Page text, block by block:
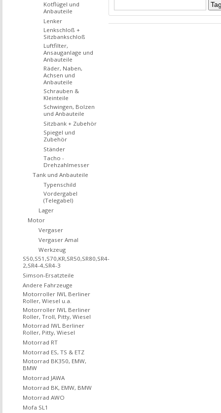
Kotflügel und
Anbauteile
Lenker
Lenkschloß +
Sitzbankschloß
Luftfilter,
Ansauganlage und
Anbauteile
Räder, Naben,
Achsen und
Anbauteile
Schrauben &
Kleinteile
Schwingen, Bolzen
und Anbauteile
Sitzbank + Zubehör
Spiegel und
Zubehör
Ständer
Tacho -
Drehzahlmesser
Tank und Anbauteile
Typenschild
Vordergabel
(Telegabel)
Lager
Motor
Vergaser
Vergaser Amal
Werkzeug
S50,S51,S70,KR,SR50,SR80,SR4-
2,SR4-4,SR4-3
Simson-Ersatzteile
Andere Fahrzeuge
Motorroller IWL Berliner
Roller, Wiesel u.a.
Motorroller IWL Berliner
Roller, Troll, Pitty, Wiesel
Motorrad IWL Berliner
Roller, Pitty, Wiesel
Motorrad RT
Motorrad ES, TS & ETZ
Motorrad BK350, EMW,
BMW
Motorrad JAWA
Motorrad BK, EMW, BMW
Motorrad AWO
Mofa SL1